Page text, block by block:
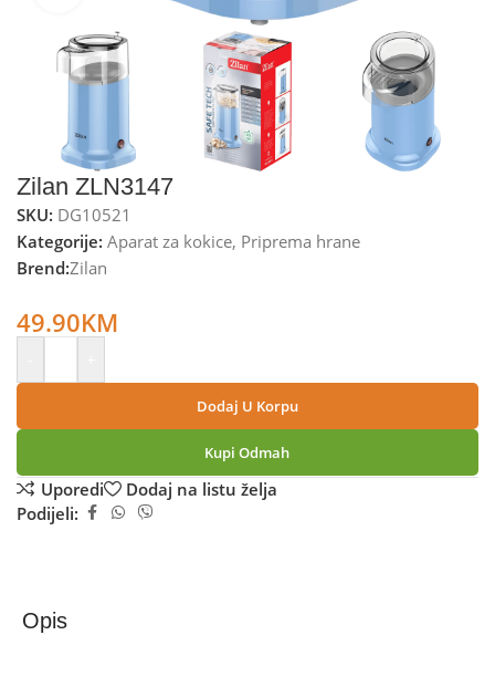
Zilan ZLN3147
SKU: DG10521
Kategorije: Aparat za kokice, Priprema hrane
Brend:Zilan
49.90KM
Dodaj U Korpu
Kupi Odmah
Uporedi
Dodaj na listu želja
Podijeli:
Opis